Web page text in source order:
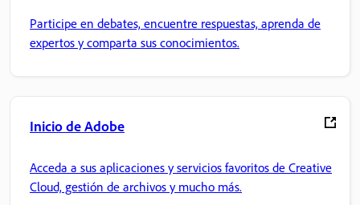
Participe en debates, encuentre respuestas, aprenda de
expertos y comparta sus conocimientos.
Inicio de Adobe
Acceda a sus aplicaciones y servicios favoritos de Creative
Cloud, gestión de archivos y mucho más.